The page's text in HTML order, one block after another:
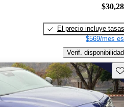
El precio incluye tasas
$569/mes
Verif. disponibilidad